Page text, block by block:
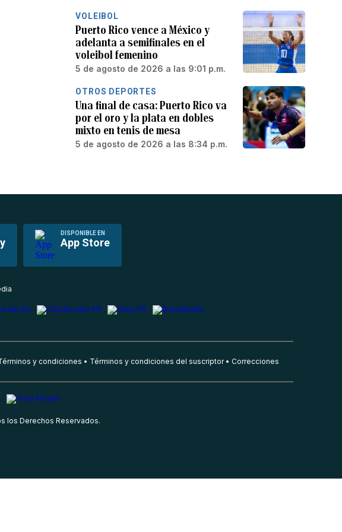
VOLEIBOL
Puerto Rico vence a México y
adelanta a semifinales en el
voleibol femenino
5 de agosto de 2026 a las 9:01 p.m.
OTROS DEPORTES
Una final de casa: Puerto Rico va
por el oro y la plata en dobles
mixto en tenis de mesa
5 de agosto de 2026 a las 8:34 p.m.
DISPONIBLE EN
App Store
y condiciones Términos y condiciones del suscriptor Correcciones
los Derechos Reservados.